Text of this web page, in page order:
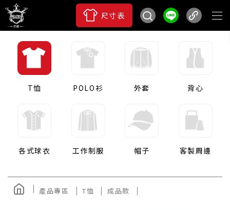
尺寸表
T恤 POLO衫 外套 背心
各式球衣 工作制服 帽子 客製周邊
產品專區 T恤 成品款